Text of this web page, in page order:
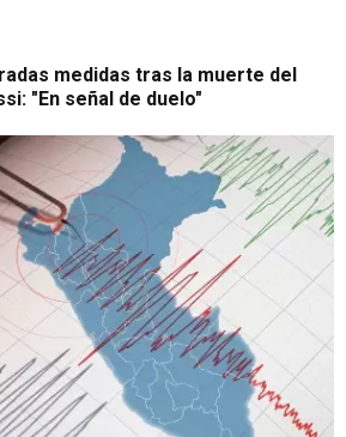
medidas tras la muerte del
"En señal de duelo"